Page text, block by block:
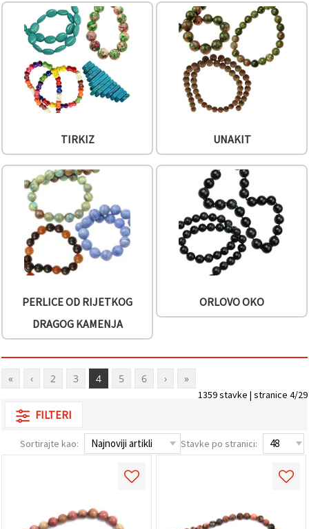
TIRKIZ UNAKIT
PERLICE OD RIJETKOG
DRAGOG KAMENJA
ORLOVO OKO
« ‹ 2 3 4 5 6 › »
1359 stavke | stranice 4/29
FILTERI
Sortirajte kao: Stavke po stranici: